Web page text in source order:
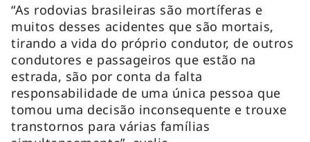
“As rodovias brasileiras são mortíferas e
muitos desses acidentes que são mortais,
tirando a vida do próprio condutor, de outros
condutores e passageiros que estão na
estrada, são por conta da falta
responsabilidade de uma única pessoa que
tomou uma decisão inconsequente e trouxe
transtornos para várias famílias